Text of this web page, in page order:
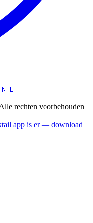
🇳🇱
rechten voorbehouden
app is er — download